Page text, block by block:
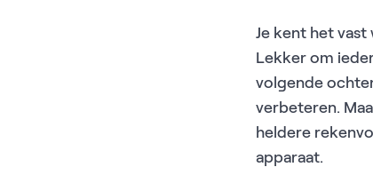
Je kent het vast
Lekker om
volgende
verbeteren.
heldere
apparaat.